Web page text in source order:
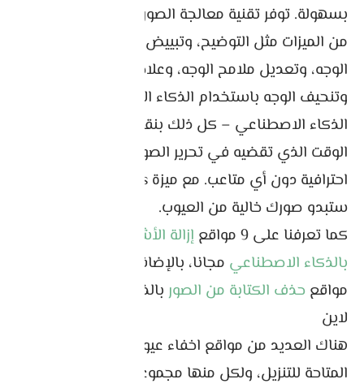
بسهولة. توفر تقنية معالجة الصور المتقدمة مجموعة
من الميزات مثل التوضيح، وتبييض لون البشرة، وتنحيف
الوجه، وتعديل ملامح الوجه، وعلاج البقع وحب الشباب،
وتنحيف الوجه باستخدام الذكاء الاصطناعي، ومكياج
الذكاء الاصطناعي – كل ذلك بنقرة واحدة فقط! قلل
الوقت الذي تقضيه في تحرير الصور، وحقق نتائج
ستبدو صورك خالية من العيوب.
كما تعرفنا على 9 مواقع
إزالة الأشياء من الصور
بالذكاء الاصطناعي
مواقع حذف الكتابة من الصور بالذكاء الاصطناعي أون
لاين
هناك العديد من مواقع اخفاء عيوب الصور المختلفة
المتاحة للتنزيل، ولكل منها مجموعة فريدة من الأدوات